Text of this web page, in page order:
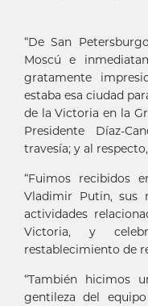
“De San
Moscú e
gratamente
estaba esa ciudad
de la Victoria en la
Presidente Díaz-
travesía; y al
“Fuimos recibidos
Vladimir Putin, sus
actividades
Victoria, y
restablecimiento de
“También hicimos
gentileza del